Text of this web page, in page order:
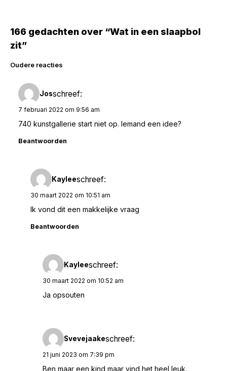
166 gedachten over “Wat in een slaapbol
zit”
Reacties
navigatie
Oudere reacties
Josschreef:
7 februari 2022 om 9:56 am
740 kunstgallerie start niet op. Iemand een idee?
Beantwoorden
Kayleeschreef:
30 maart 2022 om 10:51 am
Ik vond dit een makkelijke vraag
Beantwoorden
Kayleeschreef:
30 maart 2022 om 10:52 am
Ja opsouten
Svevejaakeschreef:
21 juni 2023 om 7:39 pm
Ben maar een kind maar vind het heel leuk.